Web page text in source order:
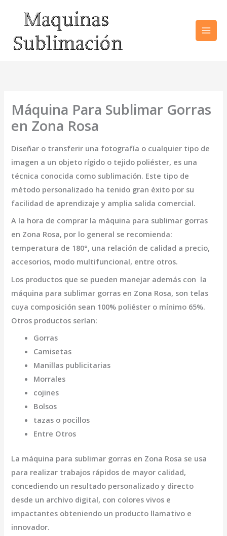
contenido
Máquina Para Sublimar Gorras
en Zona Rosa
Diseñar o transferir una fotografía o cualquier tipo de
imagen a un objeto rígido o tejido poliéster, es una
técnica conocida como sublimación. Este tipo de
método personalizado ha tenido gran éxito por su
facilidad de aprendizaje y amplia salida comercial.
A la hora de comprar la máquina para sublimar gorras
en Zona Rosa, por lo general se recomienda:
temperatura de 180°, una relación de calidad a precio,
accesorios, modo multifuncional, entre otros.
Los productos que se pueden manejar además con la
máquina para sublimar gorras en Zona Rosa, son telas
cuya composición sean 100% poliéster o mínimo 65%.
Otros productos serían:
Gorras
Camisetas
Manillas publicitarias
Morrales
cojines
Bolsos
tazas o pocillos
Entre Otros
La máquina para sublimar gorras en Zona Rosa se usa
para realizar trabajos rápidos de mayor calidad,
concediendo un resultado personalizado y directo
desde un archivo digital, con colores vivos e
impactantes obteniendo un producto llamativo e
innovador.